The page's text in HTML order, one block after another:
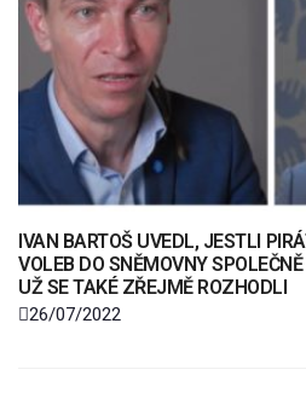
IVAN BARTOŠ UVEDL, JESTLI
VOLEB DO SNĚMOVNY
UŽ SE TAKÉ ZŘEJMĚ ROZHODLI
26/07/2022